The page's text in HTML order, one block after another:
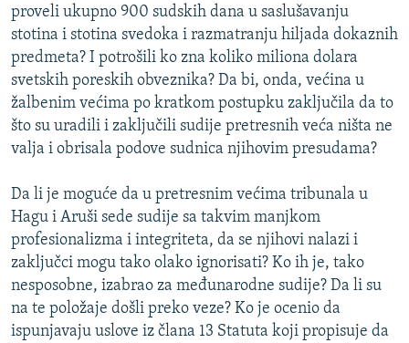
proveli ukupno 900 sudskih dana u saslušavanju
stotina i stotina svedoka i razmatranju hiljada dokaznih
predmeta? I potrošili ko zna koliko miliona dolara
svetskih poreskih obveznika? Da bi, onda, većina u
žalbenim većima po kratkom postupku zaključila da to
što su uradili i zaključili sudije pretresnih veća ništa ne
valja i obrisala podove sudnica njihovim presudama?
Da li je moguće da u pretresnim većima tribunala u
Hagu i Aruši sede sudije sa takvim manjkom
profesionalizma i integriteta, da se njihovi nalazi i
zaključci mogu tako olako ignorisati? Ko ih je, tako
nesposobne, izabrao za međunarodne sudije? Da li su
na te položaje došli preko veze? Ko je ocenio da
ispunjavaju uslove iz člana 13 Statuta koji propisuje da